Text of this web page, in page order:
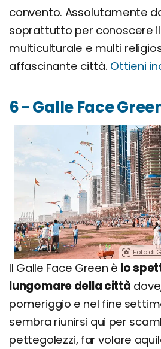
convento. Assolutamente
soprattutto per conoscere
multiculturale e multi
affascinante città. Ottieni
6 - Galle Face
Foto di
Il Galle Face Green è lo
lungomare della città
pomeriggio e nel fine
sembra riunirsi qui per
pettegolezzi, far volare